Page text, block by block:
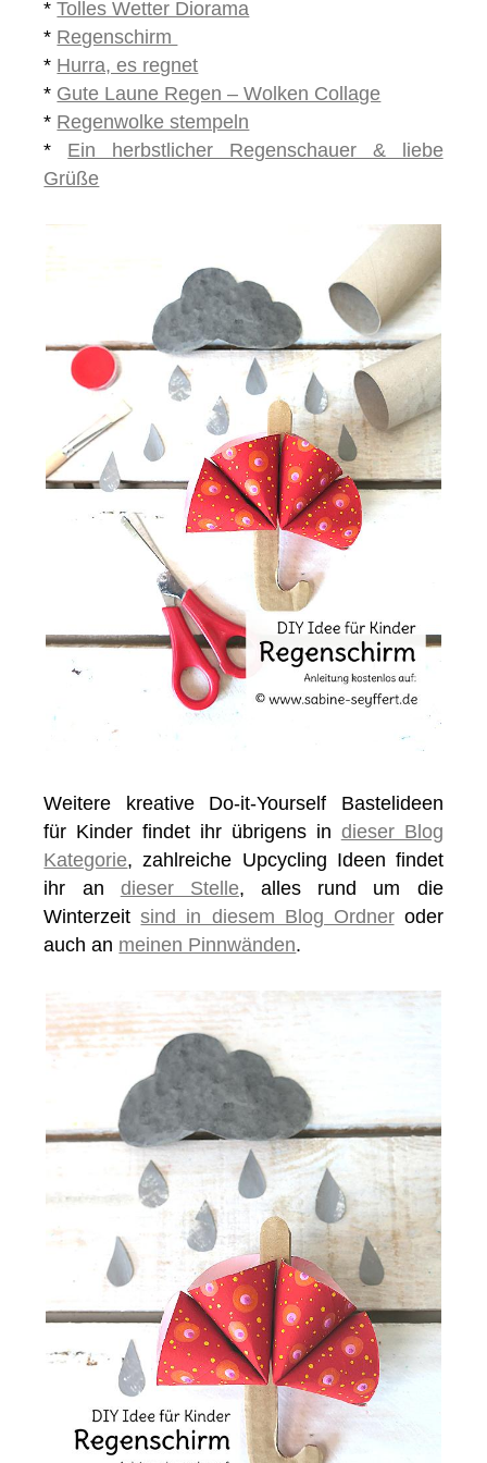
*Tolles Wetter Diorama
* Regenschirm
* Hurra, es regnet
* Gute Laune Regen – Wolken Collage
* Regenwolke stempeln
* Ein herbstlicher Regenschauer & liebe
Grüße
Weitere kreative Do-it-Yourself Bastelideen
für Kinder findet ihr übrigens in dieser Blog
Kategorie, zahlreiche Upcycling Ideen findet
ihr an dieser Stelle, alles rund um die
Winterzeitsind in diesem Blog Ordneroder
auch an meinen Pinnwänden.